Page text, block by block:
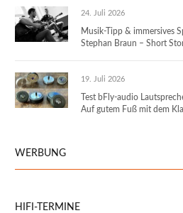
24. Juli 2026
Musik-Tipp & immersives
Stephan Braun – Short
19. Juli 2026
Test bFly-audio
Auf gutem Fuß mit dem
WERBUNG
HIFI-TERMINE